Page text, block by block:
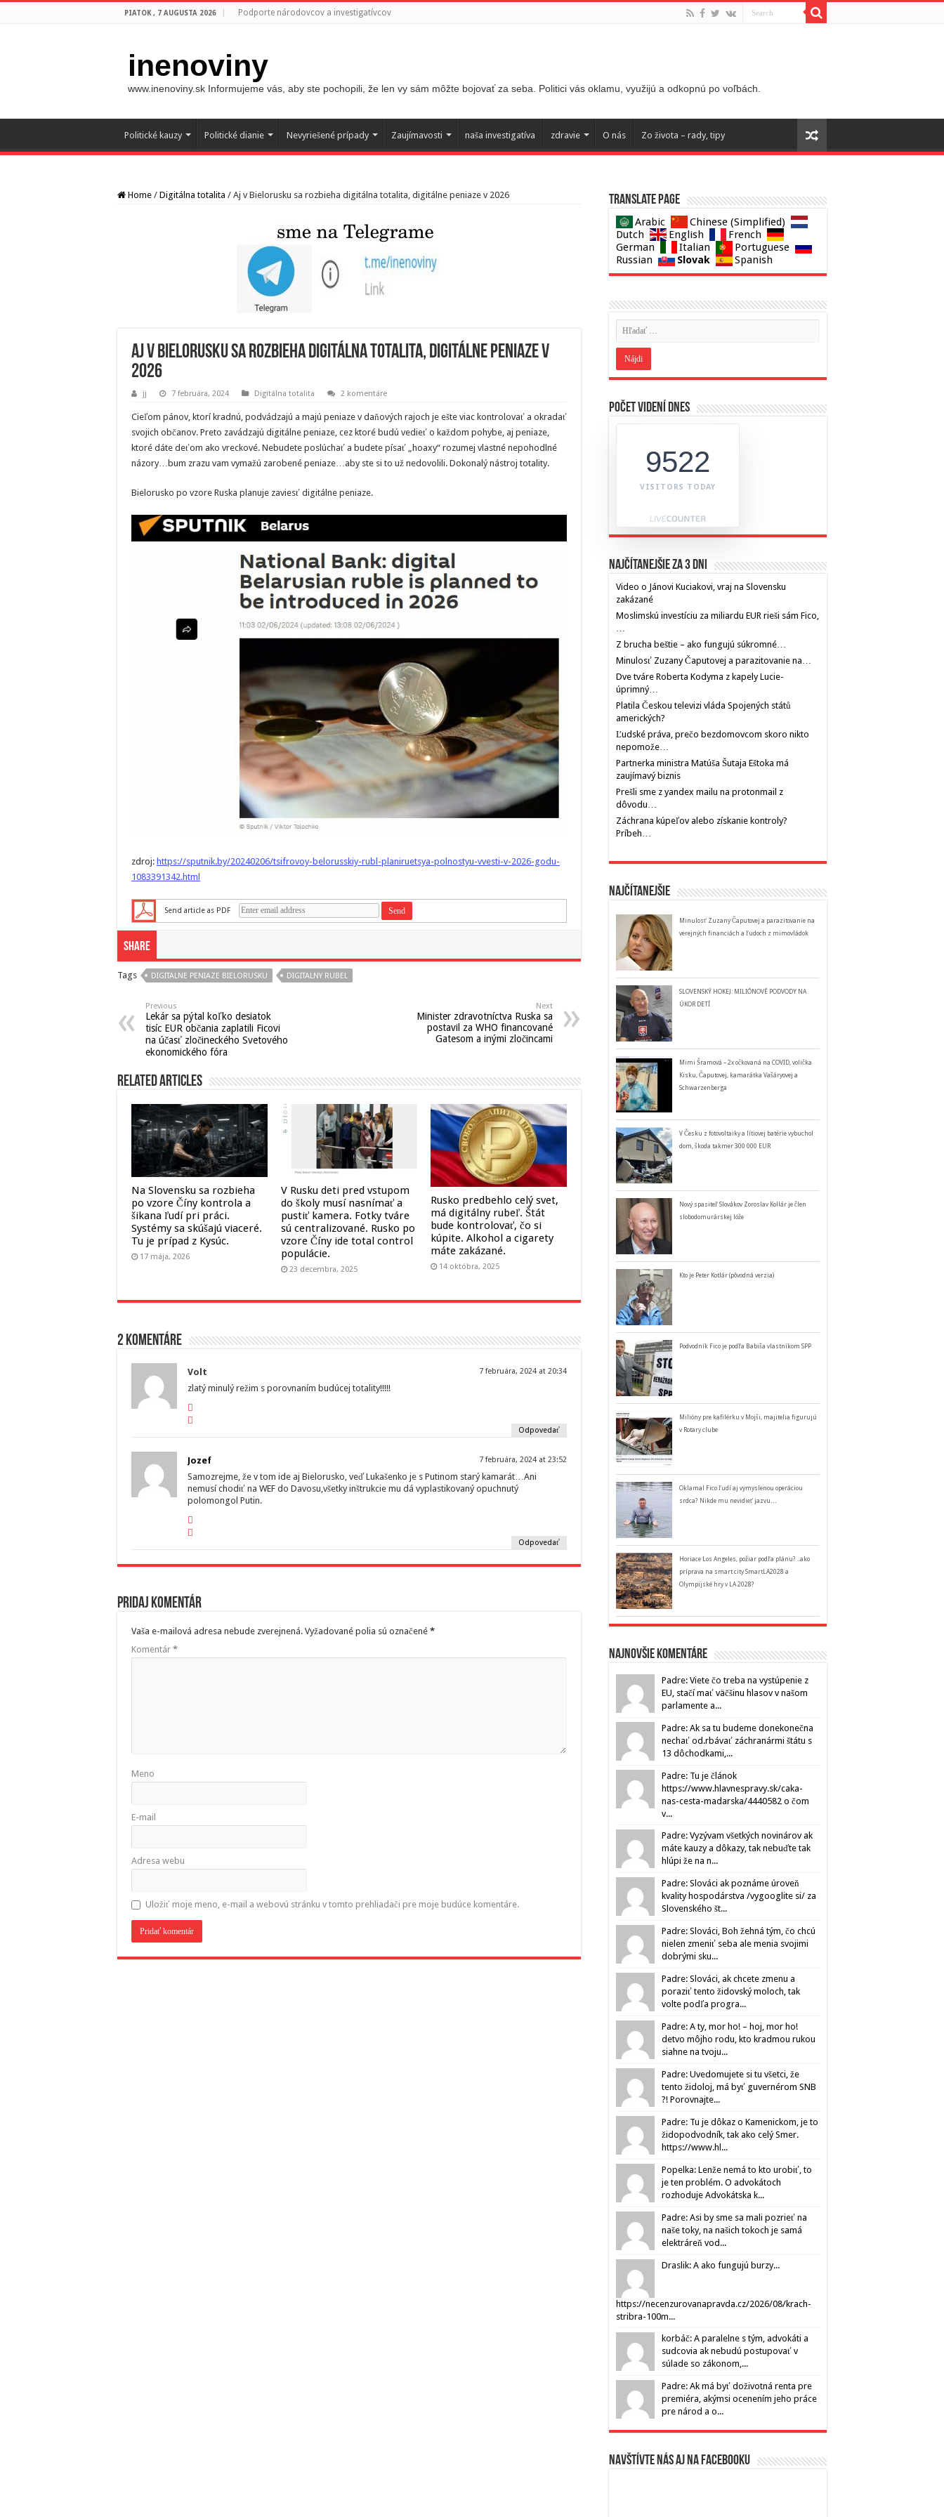
PIATOK , 7 AUGUSTA 2026 Podporte národovcov a investigatívcov
inenoviny
www.inenoviny.sk Informujeme vás, aby ste pochopili, že len vy sám môžte bojovať za seba. Politici vás oklamu, využijú a odkopnú po voľbách.
Politické kauzy Politické dianie Nevyriešené prípady Zaujímavosti naša investigatíva zdravie O nás Zo života – rady, tipy
Home / Digitálna totalita / Aj v Bielorusku sa rozbieha digitálna totalita, digitálne peniaze v 2026
Aj v Bielorusku sa rozbieha digitálna totalita, digitálne peniaze v
2026
jj 7 februára, 2024 Digitálna totalita 2 komentáre
Cieľom pánov, ktorí kradnú, podvádzajú a majú peniaze v daňových rajoch je ešte viac kontrolovať a okradať
svojich občanov. Preto zavádzajú digitálne peniaze, cez ktoré budú vedieť o každom pohybe, aj peniaze,
ktoré dáte deťom ako vreckové. Nebudete poslúchať a budete písať „hoaxy“ rozumej vlastné nepohodlné
názory…bum zrazu vam vymažú zarobené peniaze…aby ste si to už nedovolili. Dokonalý nástroj totality.
Bielorusko po vzore Ruska planuje zaviesť digitálne peniaze.
zdroj: https://sputnik.by/20240206/tsifrovoy-belorusskiy-rubl-planiruetsya-polnostyu-vvesti-v-2026-godu-
1083391342.html
Send article as PDF
Share
Tags DIGITALNE PENIAZE BIELORUSKU DIGITALNY RUBEL
Previous
Lekár sa pýtal koľko desiatok
tisíc EUR občania zaplatili Ficovi
na účasť zločineckého Svetového
ekonomického fóra
Next
Minister zdravotníctva Ruska sa
postavil za WHO financované
Gatesom a inými zločincami
Related Articles
Na Slovensku sa rozbieha
po vzore Číny kontrola a
šikana ľudí pri práci.
Systémy sa skúšajú viaceré.
Tu je prípad z Kysúc.
17 mája, 2026
V Rusku deti pred vstupom
do školy musí nasnímať a
pustiť kamera. Fotky tváre
sú centralizované. Rusko po
vzore Číny ide total control
populácie.
23 decembra, 2025
Rusko predbehlo celý svet,
má digitálny rubeľ. Štát
bude kontrolovať, čo si
kúpite. Alkohol a cigarety
máte zakázané.
14 októbra, 2025
2 komentáre
Volt 7 februára, 2024 at 20:34
zlatý minulý režim s porovnaním budúcej totality!!!!!
Odpovedať
Jozef 7 februára, 2024 at 23:52
Samozrejme, že v tom ide aj Bielorusko, veď Lukašenko je s Putinom starý kamarát…Ani
nemusí chodiť na WEF do Davosu,všetky inštrukcie mu dá vyplastikovaný opuchnutý
polomongol Putin.
Odpovedať
Pridaj komentár
Vaša e-mailová adresa nebude zverejnená. Vyžadované polia sú označené *
Komentár *
Meno
E-mail
Adresa webu
Uložiť moje meno, e-mail a webovú stránku v tomto prehliadači pre moje budúce komentáre.
Translate page
Arabic
Chinese (Simplified)
Dutch
English
French
German
Italian
Portuguese
Russian
Slovak Spanish
Počet videní dnes
9522
VISITORS TODAY
Najčítanejšie za 3 dni
Video o Jánovi Kuciakovi, vraj na Slovensku
zakázané
Moslimskú investíciu za miliardu EUR rieši sám Fico,
…
Z brucha beštie – ako fungujú súkromné…
Minulosť Zuzany Čaputovej a parazitovanie na…
Dve tváre Roberta Kodyma z kapely Lucie-
úprimný…
Platila Českou televizi vláda Spojených států
amerických?
Ľudské práva, prečo bezdomovcom skoro nikto
nepomože…
Partnerka ministra Matúša Šutaja Eštoka má
zaujímavý biznis
Prešli sme z yandex mailu na protonmail z
dôvodu…
Záchrana kúpeľov alebo získanie kontroly?
Príbeh…
Najčítanejšie
Minulosť Zuzany Čaputovej a parazitovanie na
verejných financiách a ľudoch z mimovládok
SLOVENSKÝ HOKEJ: MILIÓNOVÉ PODVODY NA
ÚKOR DETÍ
Mimi Šramová – 2x očkovaná na COVID, volička
Kisku, Čaputovej, kamarátka Vašáryovej a
Schwarzenberga
V Česku z fotovoltaiky a lítiovej batérie vybuchol
dom, škoda takmer 300 000 EUR
Nový spasiteľ Slovákov Zoroslav Kollár je člen
slobodomurárskej lóže
Kto je Peter Kotlár (pôvodná verzia)
Podvodník Fico je podľa Babiša vlastníkom SPP
Milióny pre kafilérku v Mojši, majitelia figurujú
v Rotary clube
Oklamal Fico ľudí aj vymyslenou operáciou
srdca? Nikde mu nevidieť jazvu…
Horiace Los Angeles, požiar podľa plánu? ..ako
príprava na smart city SmartLA2028 a
Olympijské hry v LA 2028?
Najnovšie komentáre
Padre: Viete čo treba na vystúpenie z
EU, stačí mať väčšinu hlasov v našom
parlamente a...
Padre: Ak sa tu budeme donekonečna
nechať od.rbávať záchranármi štátu s
13 dôchodkami,...
Padre: Tu je článok
https://www.hlavnespravy.sk/caka-
nas-cesta-madarska/4440582 o čom
v...
Padre: Vyzývam všetkých novinárov ak
máte kauzy a dôkazy, tak nebuďte tak
hlúpi že na n...
Padre: Slováci ak poznáme úroveň
kvality hospodárstva /vygooglite si/ za
Slovenského št...
Padre: Slováci, Boh žehná tým, čo chcú
nielen zmeniť seba ale menia svojimi
dobrými sku...
Padre: Slováci, ak chcete zmenu a
poraziť tento židovský moloch, tak
volte podľa progra...
Padre: A ty, mor ho! – hoj, mor ho!
detvo môjho rodu, kto kradmou rukou
siahne na tvoju...
Padre: Uvedomujete si tu všetci, že
tento židoloj, má byť guvernérom SNB
?! Porovnajte...
Padre: Tu je dôkaz o Kamenickom, je to
židopodvodník, tak ako celý Smer.
https://www.hl...
Popelka: Lenže nemá to kto urobiť, to
je ten problém. O advokátoch
rozhoduje Advokátska k...
Padre: Asi by sme sa mali pozrieť na
naše toky, na našich tokoch je samá
elektráreň vod...
Draslik: A ako fungujú burzy...
https://necenzurovanapravda.cz/2026/08/krach-
stribra-100m...
korbáč: A paralelne s tým, advokáti a
sudcovia ak nebudú postupovať v
súlade so zákonom,...
Padre: Ak má byť doživotná renta pre
premiéra, akýmsi ocenením jeho práce
pre národ a o...
Navštívte nás aj na Facebooku